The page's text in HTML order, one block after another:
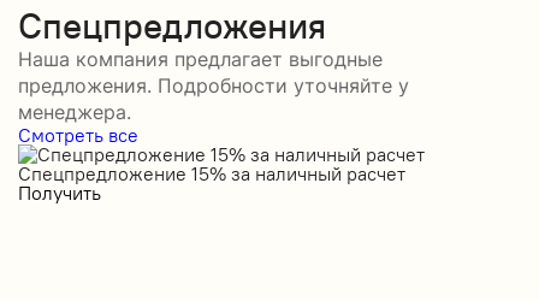
Спецпредложения
Наша компания предлагает выгодные
предложения. Подробности уточняйте у
менеджера.
Смотреть все
Спецпредложение 15% за наличный расчет
Получить